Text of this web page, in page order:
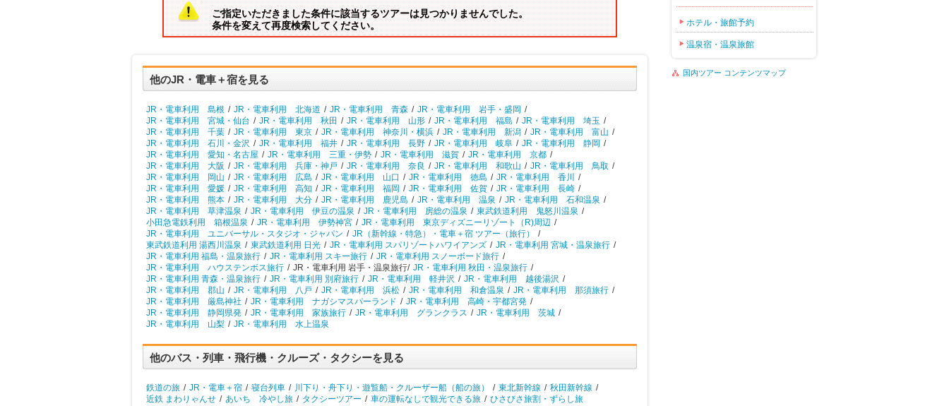
ご指定いただきました条件に該当するツアーは見つかりませんでした。
条件を変えて再度検索してください。
他のJR・電車＋宿を見る
JR・電車利用 島根 / JR・電車利用 北海道 / JR・電車利用 青森 / JR・電車利用 岩手・盛岡 /
JR・電車利用 宮城・仙台 / JR・電車利用 秋田 / JR・電車利用 山形 / JR・電車利用 福島 / JR・電車利用 埼玉 /
JR・電車利用 千葉 / JR・電車利用 東京 / JR・電車利用 神奈川・横浜 / JR・電車利用 新潟 / JR・電車利用 富山 /
JR・電車利用 石川・金沢 / JR・電車利用 福井 / JR・電車利用 長野 / JR・電車利用 岐阜 / JR・電車利用 静岡 /
JR・電車利用 愛知・名古屋 / JR・電車利用 三重・伊勢 / JR・電車利用 滋賀 / JR・電車利用 京都 /
JR・電車利用 大阪 / JR・電車利用 兵庫・神戸 / JR・電車利用 奈良 / JR・電車利用 和歌山 / JR・電車利用 鳥取 /
JR・電車利用 岡山 / JR・電車利用 広島 / JR・電車利用 山口 / JR・電車利用 徳島 / JR・電車利用 香川
/
JR・電車利用 愛媛 / JR・電車利用 高知 / JR・電車利用 福岡 / JR・電車利用 佐賀 / JR・電車利用 長崎 /
JR・電車利用 熊本 / JR・電車利用 大分 / JR・電車利用 鹿児島 / JR・電車利用 温泉 / JR・電車利用 石和温泉 /
JR・電車利用 草津温泉 / JR・電車利用 伊豆の温泉 / JR・電車利用 房総の温泉 / 東武鉄道利用 鬼怒川温泉 /
小田急電鉄利用 箱根温泉 / JR・電車利用 伊勢神宮 / JR・電車利用 東京ディズニーリゾート（R)周辺 /
JR・電車利用 ユニバーサル・スタジオ・ジャパン / JR（新幹線・特急）・電車＋宿 ツアー（旅行）
/
東武鉄道利用 湯西川温泉 / 東武鉄道利用 日光 / JR・電車利用 スパリゾートハワイアンズ / JR・電車利用 宮城・温泉旅行 /
JR・電車利用 福島・温泉旅行 / JR・電車利用 スキー旅行 / JR・電車利用 スノーボード旅行 /
JR・電車利用 ハウステンボス旅行 / JR・電車利用 岩手・温泉旅行/ JR・電車利用 秋田・温泉旅行 /
JR・電車利用 青森・温泉旅行 / JR・電車利用 別府旅行 / JR・電車利用 軽井沢 / JR・電車利用 越後湯沢 /
JR・電車利用 郡山 / JR・電車利用 八戸 / JR・電車利用 浜松 / JR・電車利用 和倉温泉 / JR・電車利用 那須旅行 /
JR・電車利用 厳島神社 / JR・電車利用 ナガシマスパーランド / JR・電車利用 高崎・宇都宮発 /
JR・電車利用 静岡県発 / JR・電車利用 家族旅行 / JR・電車利用 グランクラス / JR・電車利用 茨城 /
JR・電車利用 山梨 / JR・電車利用 水上温泉
他のバス・列車・飛行機・クルーズ・タクシーを見る
鉄道の旅 / JR・電車＋宿 / 寝台列車 / 川下り・舟下り・遊覧船・クルーザー船（船の旅） / 東北新幹線 / 秋田新幹線 /
近鉄 まわりゃんせ / あいち 冷やし旅 / タクシーツアー / 車の運転なしで観光できる旅 / ひさびさ旅割・ずらし旅
ホテル・旅館予約
温泉宿・温泉旅館
国内ツアー コンテンツマップ